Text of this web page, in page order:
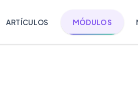
ARTÍCULOS MÓDULOS